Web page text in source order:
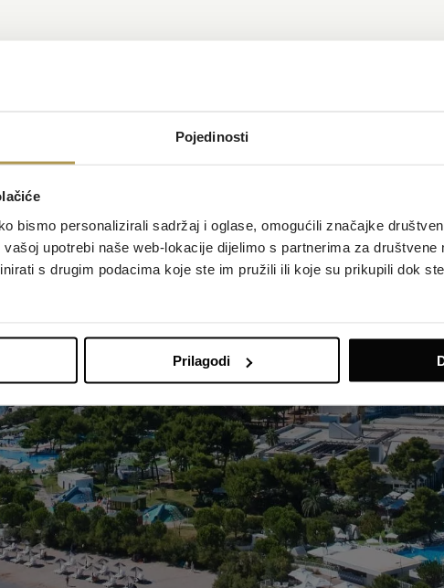
Pojedinosti
bismo personalizirali sadržaj i oglase, omogućili značajke
upotrebi naše web-lokacije dijelimo s partnerima za društvene
s drugim podacima koje ste im pružili ili koje su prikupili dok
Prilagodi